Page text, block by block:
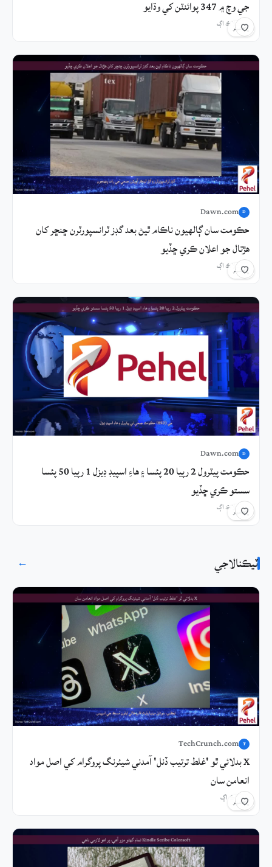
جي وچ ۾ 347 پوائنٽن کي وڌايو
15 ڪلاڪ اڳشيئر
D
Dawn.com
حڪومت سان ڳالهيون ناڪام ٿيڻ بعد گڊز ٽرانسپورٽرن ڇنڇر کان
هڙتال جو اعلان ڪري ڇڏيو
23 ڪلاڪ اڳشيئر
D
Dawn.com
حڪومت پيٽرول 2 رپيا 20 پئسا ۽ هاءِ اسپيڊ ڊيزل 1 رپيا 50 پئسا
سستو ڪري ڇڏيو
23 ڪلاڪ اڳشيئر
ٽيڪنالاجي →
T
TechCrunch.com
X بدلائي ٿو 'غلط ترتيب ڏنل' آمدني شيئرنگ پروگرام کي اصل مواد
انعامن سان
1 ڪلاڪ اڳ شيئر